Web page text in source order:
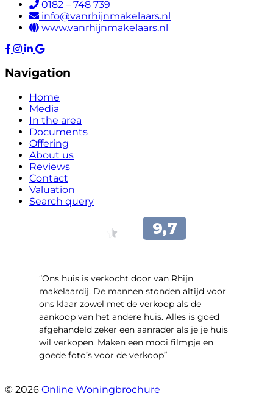
0182 – 748 739
info@vanrhijnmakelaars.nl
www.vanrhijnmakelaars.nl
Navigation
Home
Media
In the area
Documents
Offering
About us
Reviews
Contact
Valuation
Search query
“Ons huis is verkocht door van Rhijn
makelaardij. De mannen stonden altijd voor
ons klaar zowel met de verkoop als de
aankoop van het andere huis. Alles is goed
afgehandeld zeker een aanrader als je je huis
wil verkopen. Maken een mooi filmpje en
goede foto’s voor de verkoop”
© 2026 Online Woningbrochure